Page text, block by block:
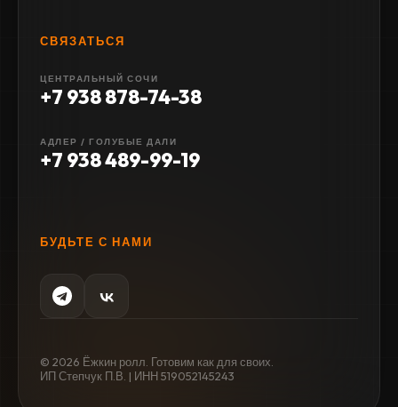
СВЯЗАТЬСЯ
ЦЕНТРАЛЬНЫЙ СОЧИ
+7 938 878-74-38
АДЛЕР / ГОЛУБЫЕ ДАЛИ
+7 938 489-99-19
БУДЬТЕ С НАМИ
© 2026 Ёжкин ролл. Готовим как для своих.
ИП Степчук П.В. | ИНН 519052145243